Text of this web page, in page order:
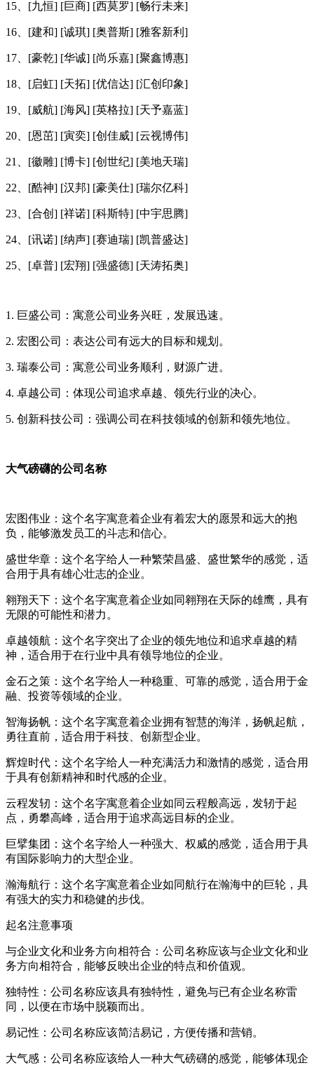
15、[九恒] [巨商] [西莫罗] [畅行未来]
16、[建和] [诚琪] [奥普斯] [雅客新利]
17、[豪乾] [华诚] [尚乐嘉] [聚鑫博惠]
18、[启虹] [天拓] [优信达] [汇创印象]
19、[威航] [海风] [英格拉] [天予嘉蓝]
20、[恩茁] [寅奕] [创佳威] [云视博伟]
21、[徽雕] [博卡] [创世纪] [美地天瑞]
22、[酷神] [汉邦] [豪美仕] [瑞尔亿科]
23、[合创] [祥诺] [科斯特] [中宇思腾]
24、[讯诺] [纳声] [赛迪瑞] [凯普盛达]
25、[卓普] [宏翔] [强盛德] [天涛拓奥]
1. 巨盛公司：寓意公司业务兴旺，发展迅速。
2. 宏图公司：表达公司有远大的目标和规划。
3. 瑞泰公司：寓意公司业务顺利，财源广进。
4. 卓越公司：体现公司追求卓越、领先行业的决心。
5. 创新科技公司：强调公司在科技领域的创新和领先地位。
大气磅礴的公司名称
宏图伟业：这个名字寓意着企业有着宏大的愿景和远大的抱
负，能够激发员工的斗志和信心。
盛世华章：这个名字给人一种繁荣昌盛、盛世繁华的感觉，适
合用于具有雄心壮志的企业。
翱翔天下：这个名字寓意着企业如同翱翔在天际的雄鹰，具有
无限的可能性和潜力。
卓越领航：这个名字突出了企业的领先地位和追求卓越的精
神，适合用于在行业中具有领导地位的企业。
金石之策：这个名字给人一种稳重、可靠的感觉，适合用于金
融、投资等领域的企业。
智海扬帆：这个名字寓意着企业拥有智慧的海洋，扬帆起航，
勇往直前，适合用于科技、创新型企业。
辉煌时代：这个名字给人一种充满活力和激情的感觉，适合用
于具有创新精神和时代感的企业。
云程发轫：这个名字寓意着企业如同云程般高远，发轫于起
点，勇攀高峰，适合用于追求高远目标的企业。
巨擘集团：这个名字给人一种强大、权威的感觉，适合用于具
有国际影响力的大型企业。
瀚海航行：这个名字寓意着企业如同航行在瀚海中的巨轮，具
有强大的实力和稳健的步伐。
起名注意事项
与企业文化和业务方向相符合：公司名称应该与企业文化和业
务方向相符合，能够反映出企业的特点和价值观。
独特性：公司名称应该具有独特性，避免与已有企业名称雷
同，以便在市场中脱颖而出。
易记性：公司名称应该简洁易记，方便传播和营销。
大气感：公司名称应该给人一种大气磅礴的感觉，能够体现企